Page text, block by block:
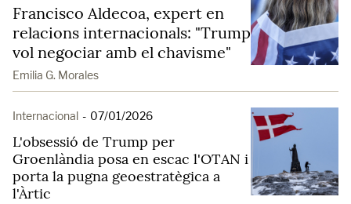
Francisco Aldecoa, expert en
relacions internacionals: "Trump
vol negociar amb el chavisme"
Emilia G. Morales
Internacional - 07/01/2026
L'obsessió de Trump per
Groenlàndia posa en escac l'OTAN i
porta la pugna geoestratègica a
l'Àrtic